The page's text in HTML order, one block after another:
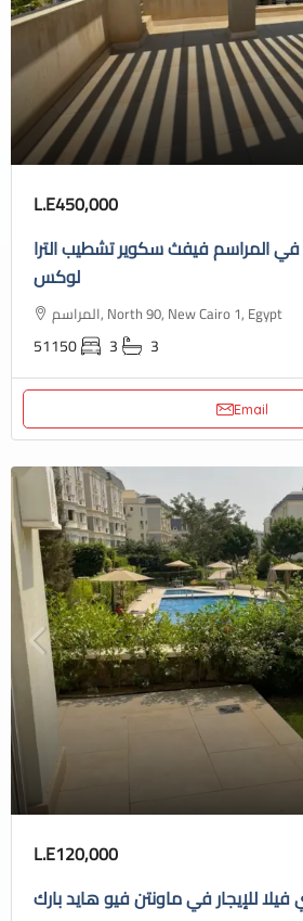
L.E450,000
في المراسم فيفث سكوير تشطيب الترا
لوكس
المراسم, North 90, New Cairo 1, Egypt
51150 3 3
Email
L.E120,000
فيلا للإيجار في ماونتن فيو هايد بارك